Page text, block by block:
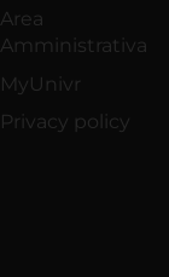
Area
Amministrativa
MyUnivr
Privacy policy